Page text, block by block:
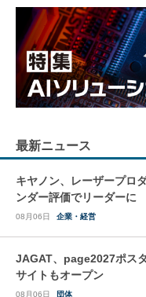
最新ニュース
キヤノン、レーザープロ
ンダー評価でリーダーに
08月06日 企業・経営
JAGAT、page2027ポス
サイトもオープン
08月06日 団体